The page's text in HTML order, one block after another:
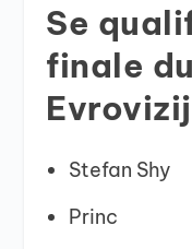
Se
finale
Stefan Shy
Princ